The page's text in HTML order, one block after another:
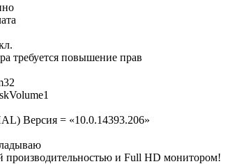
требуется повышение прав
Версия = «10.0.14393.206»
производительностью и Full HD монитором!